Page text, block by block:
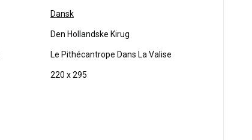
Dansk
Den Hollandske Kirug
Le Pithécantrope Dans La Valise
220 x 295